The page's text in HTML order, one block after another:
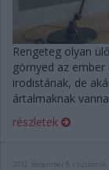
Rengeteg olyan
görnyed az
irodistának, de
ártalmaknak
részletek
2022. december 8. csütörtök,